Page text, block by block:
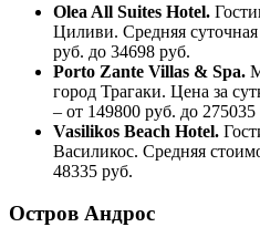
Olea All Suites Hotel.
Циливи. Средняя
руб. до 34698 руб.
Porto Zante Villas & Spa.
город Трагаки. Цена за
– от 149800 руб. до 275035
Vasilikos Beach Hotel.
Василикос. Средняя
48335 руб.
Остров Андрос